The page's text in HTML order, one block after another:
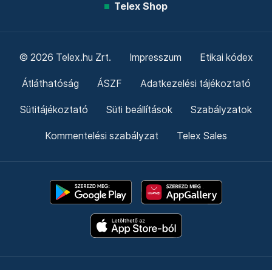
Telex Shop
© 2026 Telex.hu Zrt. Impresszum Etikai kódex
Átláthatóság ÁSZF Adatkezelési tájékoztató
Sütitájékoztató Süti beállítások Szabályzatok
Kommentelési szabályzat Telex Sales